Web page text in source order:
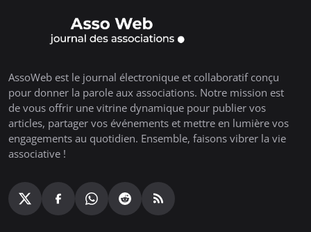
AssoWeb est le journal électronique et collaboratif conçu
pour donner la parole aux associations. Notre mission est
de vous offrir une vitrine dynamique pour publier vos
articles, partager vos événements et mettre en lumière vos
engagements au quotidien. Ensemble, faisons vibrer la vie
associative !